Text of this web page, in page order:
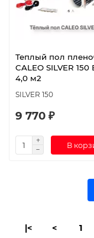
Теплый пол
CALEO SILVER 150
4,0 м2
SILVER 150
9 770 ₽
В
|< < 1